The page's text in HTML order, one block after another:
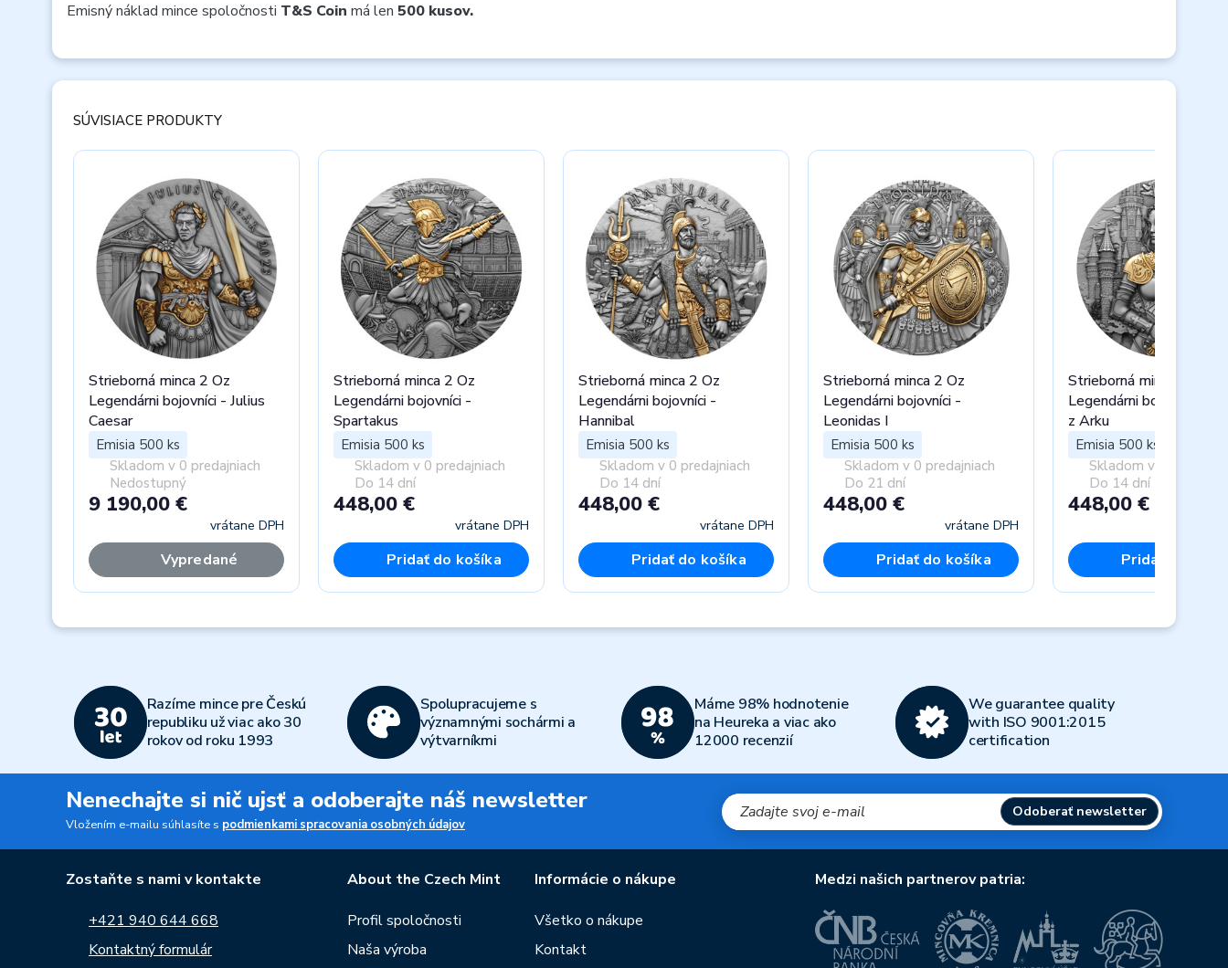
Emisný náklad mince spoločnosti T&S Coin má len 500 kusov.
SÚVISIACE PRODUKTY
Strieborná minca 2 Oz
Legendárni bojovníci - Julius
Caesar
Emisia 500 ks
Skladom v 0 predajniach
Nedostupný
9 190,00 €
vrátane DPH
Vypredané
Strieborná minca 2 Oz
Legendárni bojovníci -
Spartakus
Emisia 500 ks
Skladom v 0 predajniach
Do 14 dní
448,00 €
vrátane DPH
Pridať do košíka
Strieborná minca 2 Oz
Legendárni bojovníci -
Hannibal
Emisia 500 ks
Skladom v 0 predajniach
Do 14 dní
448,00 €
vrátane DPH
Pridať do košíka
Strieborná minca 2 Oz
Legendárni bojovníci -
Leonidas I
Emisia 500 ks
Skladom v 0 predajniach
Do 21 dní
448,00 €
vrátane DPH
Pridať do košíka
Strieborná minca 2 Oz
Legendárni bojovníci -
z Arku
Emisia 500 ks
Skladom v 0
Do 14 dní
448,00 €
Pridať do
Razíme mince pre Českú
republiku už viac ako 30
rokov od roku 1993
Spolupracujeme s
významnými sochármi a
výtvarníkmi
Máme 98% hodnotenie
na Heureka a viac ako
12000 recenzií
We guarantee quality
with ISO 9001:2015
certification
Nenechajte si nič ujsť a odoberajte náš newsletter
Vložením e-mailu súhlasíte s podmienkami spracovania osobných údajov
Odoberať newsletter
Zostaňte s nami v kontakte
+421 940 644 668
Kontaktný formulár
About the Czech Mint
Profil spoločnosti
Naša výroba
Informácie o nákupe
Všetko o nákupe
Kontakt
Medzi našich partnerov patria: